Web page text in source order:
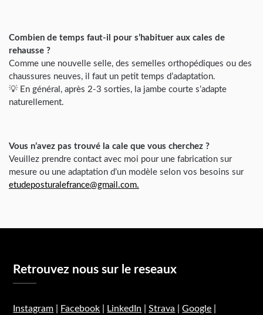
Combien de temps faut-il pour s’habituer aux cales de
rehausse ?
Comme une nouvelle selle, des semelles orthopédiques ou des
chaussures neuves, il faut un petit temps d’adaptation.
💡 En général, après 2-3 sorties, la jambe courte s’adapte
naturellement.
Vous n’avez pas trouvé la cale que vous cherchez ?
Veuillez prendre contact avec moi pour une fabrication sur
mesure ou une adaptation d’un modèle selon vos besoins sur
etudeposturalefrance@gmail.com.
Retrouvez nous sur le reseaux
Instagram Facebook LinkedIn |Strava |Google